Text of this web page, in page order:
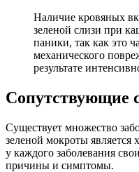
Наличие кровяных
зеленой слизи при
паники, так как это
механического
результате
Сопутствующие
Существует множество
зеленой мокроты
у каждого заболевания
причины и симптомы.